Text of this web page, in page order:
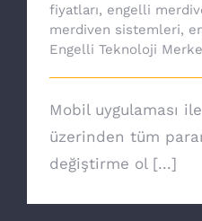
fiyatları, engelli
merdiven sistemleri,
Engelli Teknoloji
Mobil uygulaması
üzerinden tüm
değiştirme ol [...]